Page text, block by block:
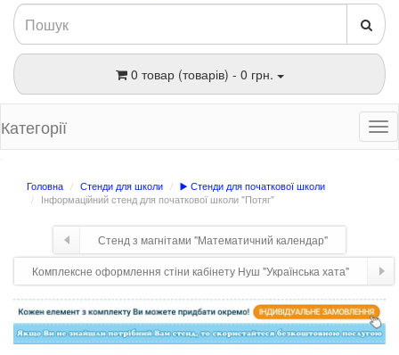
0 товар (товарів) - 0 грн.
Категорії
Головна Стенди для школи
▶️ Стенди для початкової школи
Інформаційний стенд для початкової школи "Потяг"
Стенд з магнітами "Математичний календар"
Комплексне оформлення стіни кабінету Нуш "Українська хата"